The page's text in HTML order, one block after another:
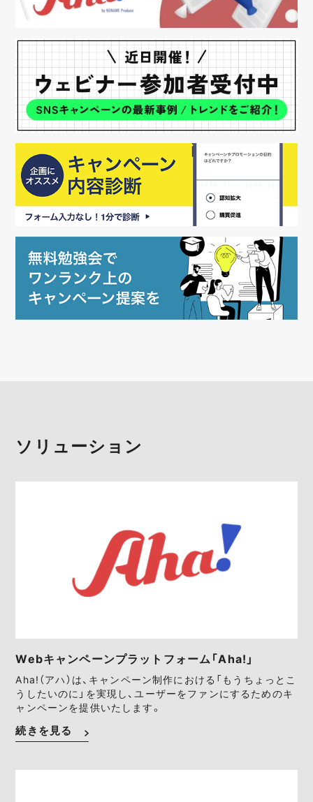
ソリューション
Webキャンペーンプラットフォーム「Aha!」
Aha!（アハ）は、キャンペーン制作における「もうちょっとこ
うしたいのに」を実現し、ユーザーをファンにするためのキ
ャンペーンを提供いたします。
続きを見る